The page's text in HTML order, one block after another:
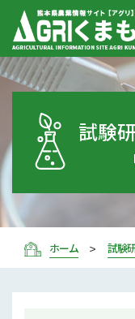
試験
ホーム 試験